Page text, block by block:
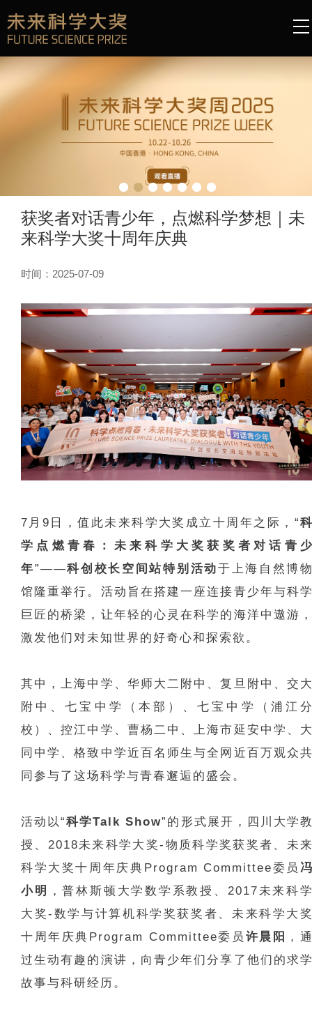
获奖者对话青少年，点燃科学梦想｜未
来科学大奖十周年庆典
时间：2025-07-09
7月9日，值此未来科学大奖成立十周年之际，“
学点燃青春：未来科学大奖获奖者对话青
年”——科创校长空间站特别活动于上海自然博
馆隆重举行。活动旨在搭建一座连接青少年与科
巨匠的桥梁，让年轻的心灵在科学的海洋中遨游
激发他们对未知世界的好奇心和探索欲。
其中，上海中学、华师大二附中、复旦附中、交
附中、七宝中学（本部）、七宝中学（浦江
校）、控江中学、曹杨二中、上海市延安中学、
同中学、格致中学近百名师生与全网近百万观众
同参与了这场科学与青春邂逅的盛会。
活动以“科学Talk Show”的形式展开，四川大学
授、2018未来科学大奖-物质科学奖获奖者、未
科学大奖十周年庆典Program Committee委员
小明 ，普林斯顿大学数学系教授、2017未来科
大奖-数学与计算机科学奖获奖者、未来科学大
十周年庆典Program Committee委员 许晨阳 ，
过生动有趣的演讲，向青少年们分享了他们的求
故事与科研经历。